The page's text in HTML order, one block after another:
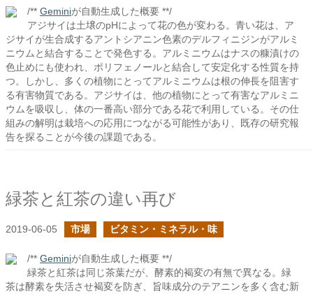
/** Geminiが自動生成した概要 **/
アジサイは土壌のpHによって花の色が変わる。青い花は、ア
ジサイが生合成するアントシアニン色素のデルフィニジンがアルミ
ニウムと結合することで発色する。アルミニウムはナスの糠漬けの
色止めにも使われ、ポリフェノールと結合して安定化する性質を持
つ。しかし、多くの植物にとってアルミニウムは根の伸長を阻害す
る有害物質である。アジサイは、他の植物にとって有害なアルミニ
ウムを吸収し、体の一番高い部分である花で利用している。その仕
組みの解明は栽培への応用につながる可能性があり、既存の研究報
告を探ることが今後の課題である。
緑茶と紅茶の違い再び
2019-06-05 市場 ビタミン・ミネラル・味
/** Geminiが自動生成した概要 **/
緑茶と紅茶は同じ茶葉だが、酵素的褐変の有無で異なる。緑
茶は酵素を失活させ褐変を防ぎ、旨味成分のテアニンを多く含む新